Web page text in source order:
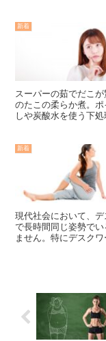
新着
スーパーの茹でだこ
のたこの柔らか煮。
しや炭酸水を使う下
新着
現代社会において、
で長時間同じ姿勢で
ません。特にデスク